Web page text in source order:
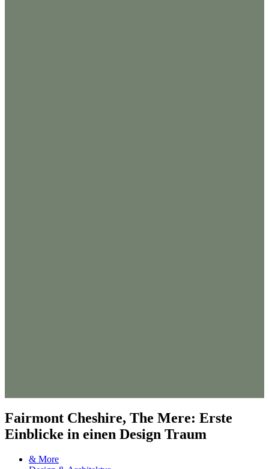
Fairmont Cheshire, The Mere: Erste
Einblicke in einen Design Traum
& More